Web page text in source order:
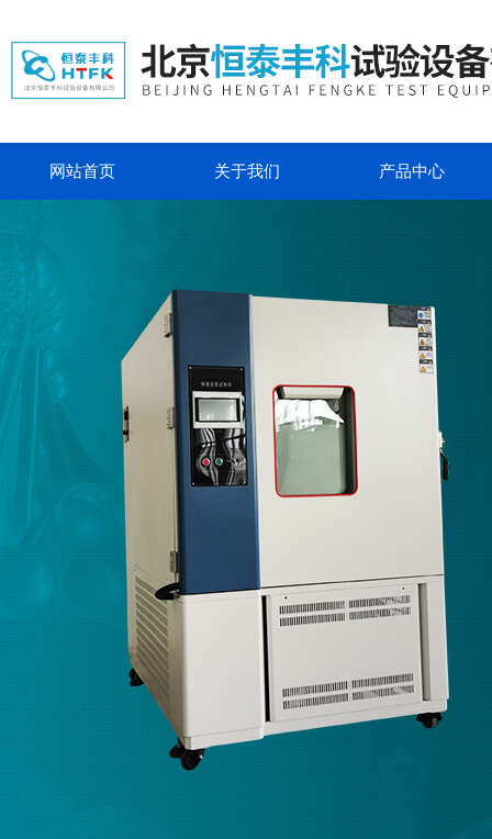
网站首页 关于我们 产品中心